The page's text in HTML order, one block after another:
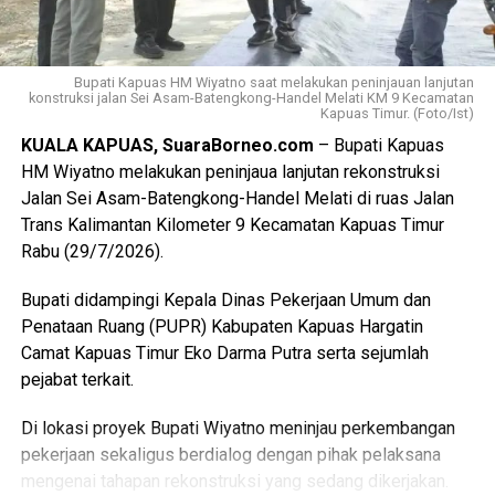
Views: 24
Bagikan ke
0
Messenger 0 Twitter/X 0
suara gerejawi terus meningkat,” katanya.
Kemudian menurutnya rangkaian kegiatan diharapkan
mampu memperkuat konsolidasi organisasi LPPD
fondasi dalam mempersiapkan kontingen Kabupaten
Kapuas menghadapi berbagai ajang Pesparawi di masa
mendatang. (Ujg/SB)
Views: 30
Bagikan ke
WhatsApp 0 Facebook 0
Bupati Kapuas HM Wiyatno saat melakukan peninjauan lanjutan
konstruksi jalan Sei Asam-Batengkong-Handel Melati KM 9 Kecamatan
Kapuas Timur. (Foto/Ist)
KUALA KAPUAS, SuaraBorneo.com – Bupati Kapuas
HM Wiyatno melakukan peninjaua lanjutan rekonstruksi
Jalan Sei Asam-Batengkong-Handel Melati di ruas Jalan
Trans Kalimantan Kilometer 9 Kecamatan Kapuas Timur
Rabu (29/7/2026).
Bupati didampingi Kepala Dinas Pekerjaan Umum dan
Penataan Ruang (PUPR) Kabupaten Kapuas Hargatin
Camat Kapuas Timur Eko Darma Putra serta sejumlah
pejabat terkait.
Di lokasi proyek Bupati Wiyatno meninjau perkembangan
pekerjaan sekaligus berdialog dengan pihak pelaksana
mengenai tahapan rekonstruksi yang sedang dikerjakan.